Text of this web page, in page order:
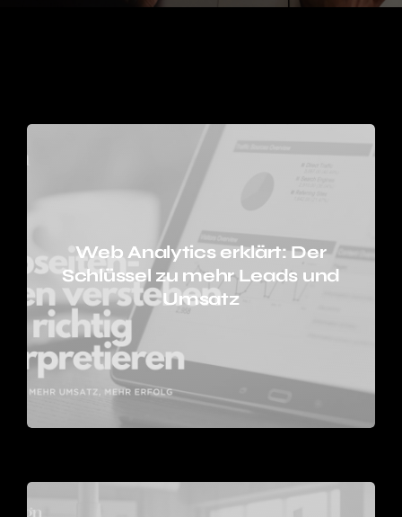
Web Analytics erklärt: Der
Schlüssel zu mehr Leads und
Umsatz